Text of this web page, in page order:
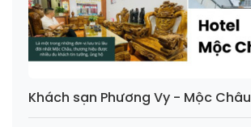
Khách sạn Phương Vy - Mộc Châu